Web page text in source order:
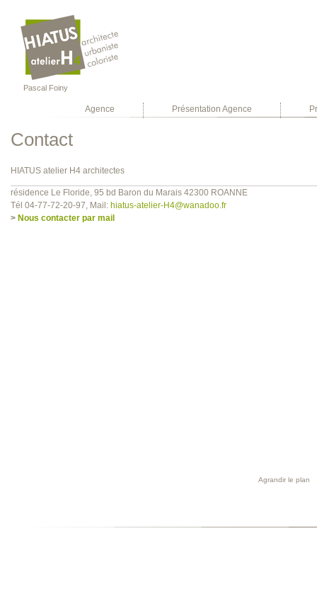
Pascal Foiny
Agence Présentation Agence
Contact
HIATUS atelier H4 architectes
résidence Le Floride, 95 bd Baron du Marais 42300 ROANNE
Tél 04-77-72-20-97, Mail: hiatus-atelier-H4@wanadoo.fr
> Nous contacter par mail
Agrandir le plan